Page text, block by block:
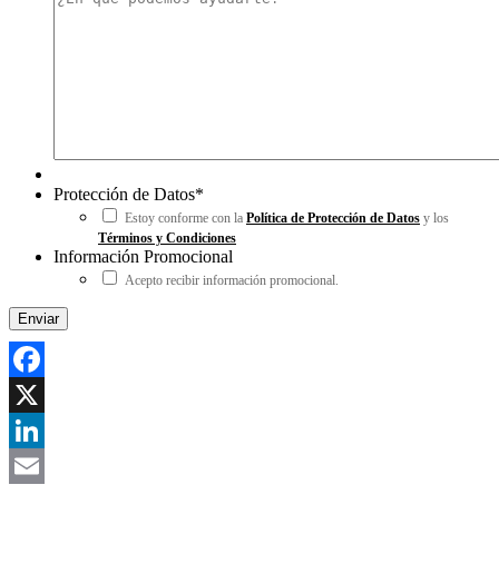
Protección de Datos*
Estoy conforme con la Política de Protección de Datos y los
Términos y Condiciones
Información Promocional
Acepto recibir información promocional.
Facebook
X
LinkedIn